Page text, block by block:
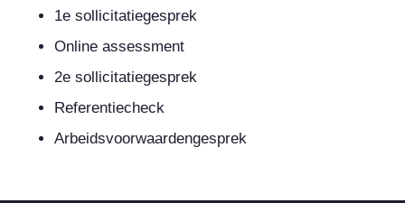
1e sollicitatiegesprek
Online assessment
2e sollicitatiegesprek
Referentiecheck
Arbeidsvoorwaardengesprek